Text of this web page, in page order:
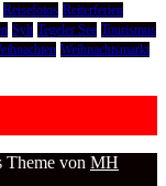
Reisefotos Reiterferien
Sylt Tegeler See Tourismus
Weihnachtsmarkt
von MH